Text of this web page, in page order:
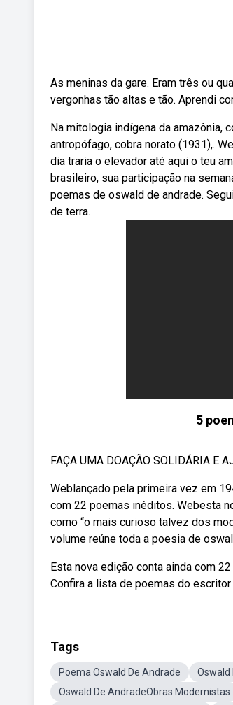
As meninas da gare. Eram três ou
vergonhas tão altas e tão. Aprendi
Na mitologia indígena da amazônia,
antropófago, cobra norato (1931),.
dia traria o elevador até aqui o teu
brasileiro, sua participação na
poemas de oswald de andrade.
de terra.
5
FAÇA UMA DOAÇÃO SOLIDÁRIA E
Weblançado pela primeira vez em
com 22 poemas inéditos. Webesta
como “o mais curioso talvez dos
volume reúne toda a poesia de
Esta nova edição conta ainda com
Confira a lista de poemas do
Tags
Poema Oswald De Andrade Oswald
Oswald De AndradeObras Modernistas